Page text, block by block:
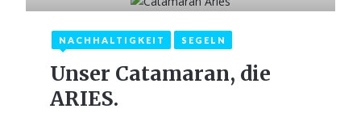
NACHHALTIGKEIT SEGELN
Unser Catamaran, die
ARIES.